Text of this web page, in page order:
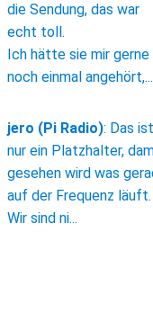
die Sendung, das war
echt toll.
Ich hätte sie mir gerne
noch einmal angehört,...
jero (Pi Radio): Das ist
nur ein Platzhalter,
gesehen wird was
auf der Frequenz läuft.
Wir sind ni...